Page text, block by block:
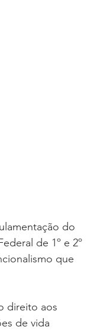
do
de 1º e 2º
que
direito aos
de vida